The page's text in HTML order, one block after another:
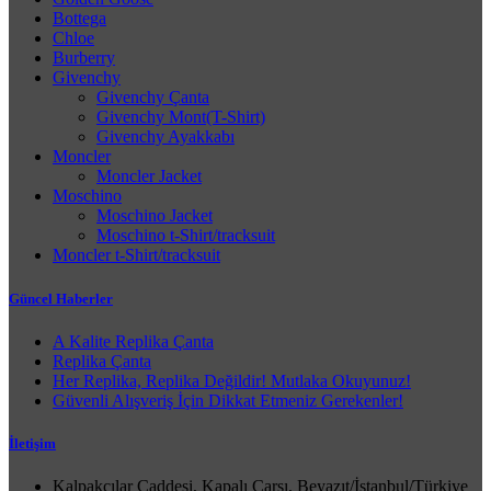
Bottega
Chloe
Burberry
Givenchy
Givenchy Çanta
Givenchy Mont(T-Shirt)
Givenchy Ayakkabı
Moncler
Moncler Jacket
Moschino
Moschino Jacket
Moschino t-Shirt/tracksuit
Moncler t-Shirt/tracksuit
Güncel Haberler
A Kalite Replika Çanta
Replika Çanta
Her Replika, Replika Değildir! Mutlaka Okuyunuz!
Güvenli Alışveriş İçin Dikkat Etmeniz Gerekenler!
İletişim
Kalpakçılar Caddesi, Kapalı Çarşı, Beyazıt/İstanbul/Türkiye